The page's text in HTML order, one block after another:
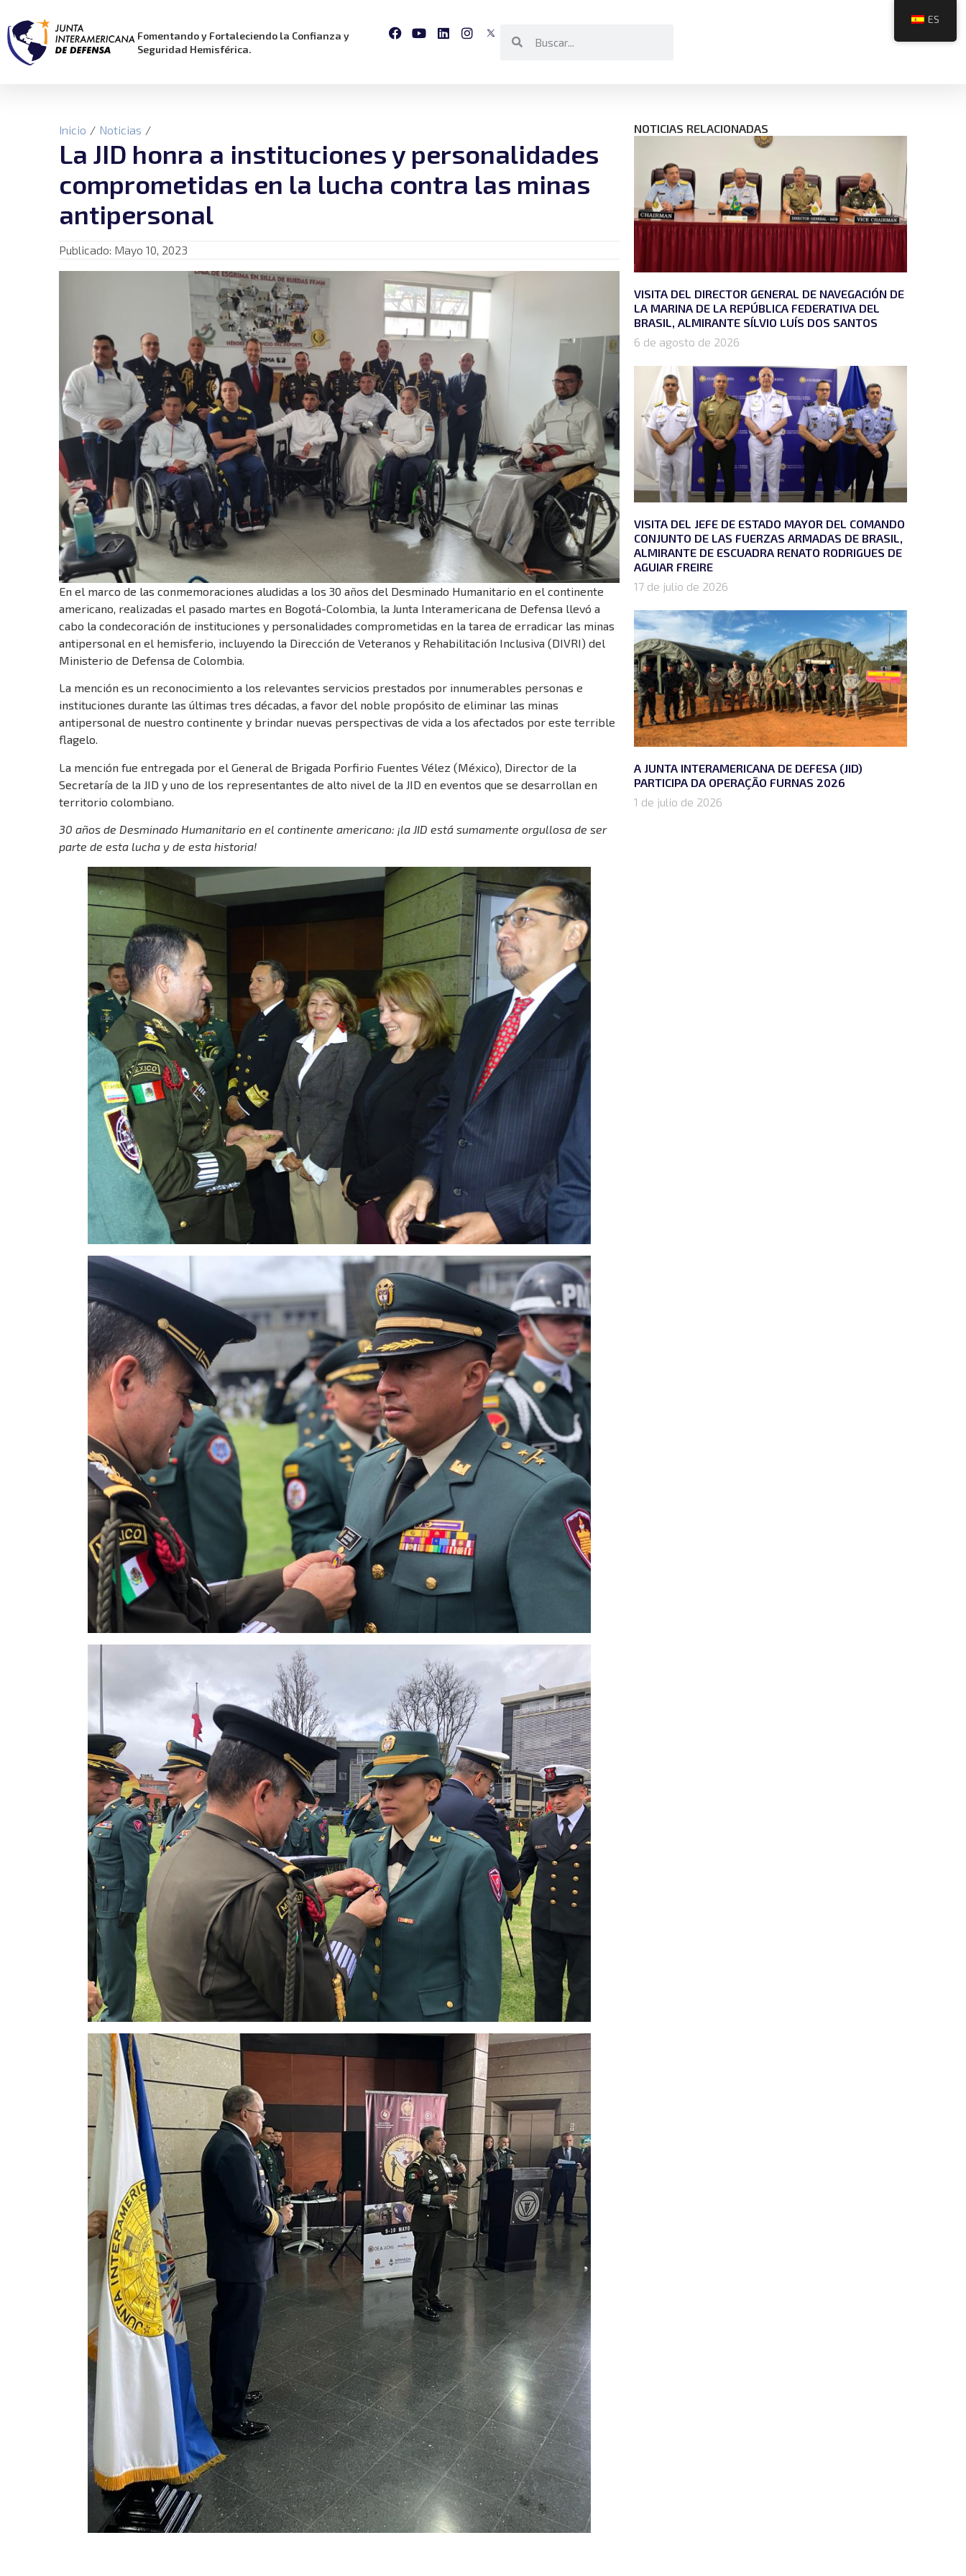
Fomentando y Fortaleciendo la Confianza y
Seguridad Hemisférica.
Inicio / Noticias /
La JID honra a instituciones y personalidades
comprometidas en la lucha contra las minas
antipersonal
Publicado: Mayo 10, 2023
En el marco de las conmemoraciones aludidas a los 30 años del Desminado Humanitario en el continente
americano, realizadas el pasado martes en Bogotá-Colombia, la Junta Interamericana de Defensa llevó a
cabo la condecoración de instituciones y personalidades comprometidas en la tarea de erradicar las minas
antipersonal en el hemisferio, incluyendo la Dirección de Veteranos y Rehabilitación Inclusiva (DIVRI) del
Ministerio de Defensa de Colombia.
La mención es un reconocimiento a los relevantes servicios prestados por innumerables personas e
instituciones durante las últimas tres décadas, a favor del noble propósito de eliminar las minas
antipersonal de nuestro continente y brindar nuevas perspectivas de vida a los afectados por este terrible
flagelo.
La mención fue entregada por el General de Brigada Porfirio Fuentes Vélez (México), Director de la
Secretaría de la JID y uno de los representantes de alto nivel de la JID en eventos que se desarrollan en
territorio colombiano.
30 años de Desminado Humanitario en el continente americano: ¡la JID está sumamente orgullosa de ser
parte de esta lucha y de esta historia!
NOTICIAS RELACIONADAS
VISITA DEL DIRECTOR GENERAL DE NAVEGACIÓN DE
LA MARINA DE LA REPÚBLICA FEDERATIVA DEL
BRASIL, ALMIRANTE SÍLVIO LUÍS DOS SANTOS
6 de agosto de 2026
VISITA DEL JEFE DE ESTADO MAYOR DEL COMANDO
CONJUNTO DE LAS FUERZAS ARMADAS DE BRASIL,
ALMIRANTE DE ESCUADRA RENATO RODRIGUES DE
AGUIAR FREIRE
17 de julio de 2026
A JUNTA INTERAMERICANA DE DEFESA (JID)
PARTICIPA DA OPERAÇÃO FURNAS 2026
1 de julio de 2026
ES